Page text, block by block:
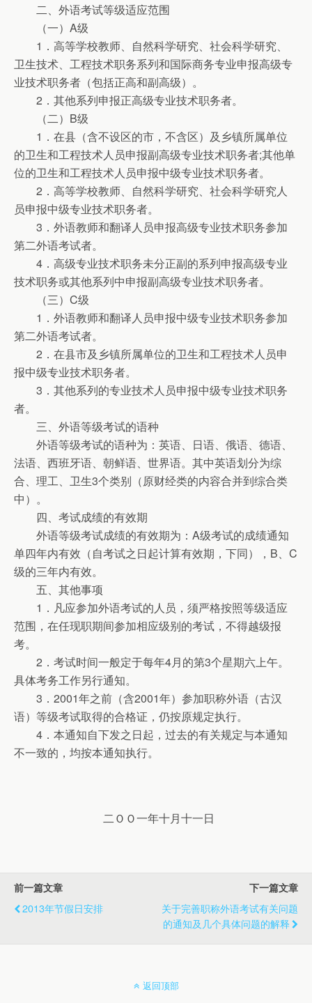
二、外语考试等级适应范围
（一）A级
1．高等学校教师、自然科学研究、社会科学研究、
卫生技术、工程技术职务系列和国际商务专业申报高级专
业技术职务者（包括正高和副高级）。
2．其他系列申报正高级专业技术职务者。
（二）B级
1．在县（含不设区的市，不含区）及乡镇所属单位
的卫生和工程技术人员申报副高级专业技术职务者;其他单
位的卫生和工程技术人员申报中级专业技术职务者。
2．高等学校教师、自然科学研究、社会科学研究人
员申报中级专业技术职务者。
3．外语教师和翻译人员申报高级专业技术职务参加
第二外语考试者。
4．高级专业技术职务未分正副的系列申报高级专业
技术职务或其他系列中申报副高级专业技术职务者。
（三）C级
1．外语教师和翻译人员申报中级专业技术职务参加
第二外语考试者。
2．在县市及乡镇所属单位的卫生和工程技术人员申
报中级专业技术职务者。
3．其他系列的专业技术人员申报中级专业技术职务
者。
三、外语等级考试的语种
外语等级考试的语种为：英语、日语、俄语、德语、
法语、西班牙语、朝鲜语、世界语。其中英语划分为综
合、理工、卫生3个类别（原财经类的内容合并到综合类
中）。
四、考试成绩的有效期
外语等级考试成绩的有效期为：A级考试的成绩通知
单四年内有效（自考试之日起计算有效期，下同），B、C
级的三年内有效。
五、其他事项
1．凡应参加外语考试的人员，须严格按照等级适应
范围，在任现职期间参加相应级别的考试，不得越级报
考。
2．考试时间一般定于每年4月的第3个星期六上午。
具体考务工作另行通知。
3．2001年之前（含2001年）参加职称外语（古汉
语）等级考试取得的合格证，仍按原规定执行。
4．本通知自下发之日起，过去的有关规定与本通知
不一致的，均按本通知执行。
二ＯＯ一年十月十一日
前一篇文章
2013年节假日安排
下一篇文章
关于完善职称外语考试有关问题
的通知及几个具体问题的解释
返回顶部